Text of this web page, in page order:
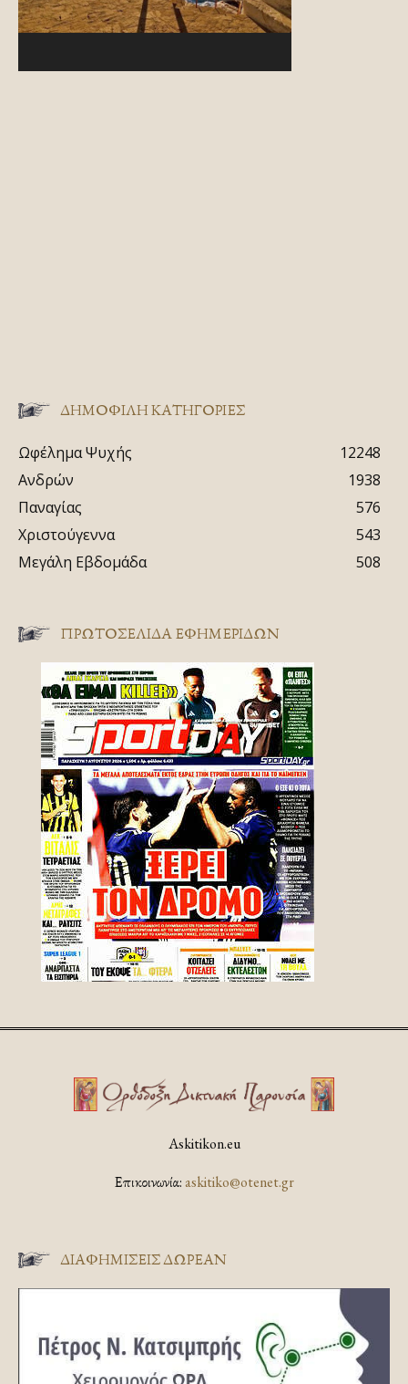
ΔΗΜΟΦΙΛΗ ΚΑΤΗΓΟΡΙΕΣ
Ωφέλημα Ψυχής
12248
Ανδρών
1938
Παναγίας
576
Χριστούγεννα
543
Μεγάλη Εβδομάδα
508
ΠΡΩΤΟΣΈΛΙΔΑ ΕΦΗΜΕΡΊΔΩΝ
Askitikon.eu
Επικοινωνία:askitiko@otenet.gr
ΔΙΑΦΗΜΊΣΕΙΣ ΔΩΡΕΆΝ